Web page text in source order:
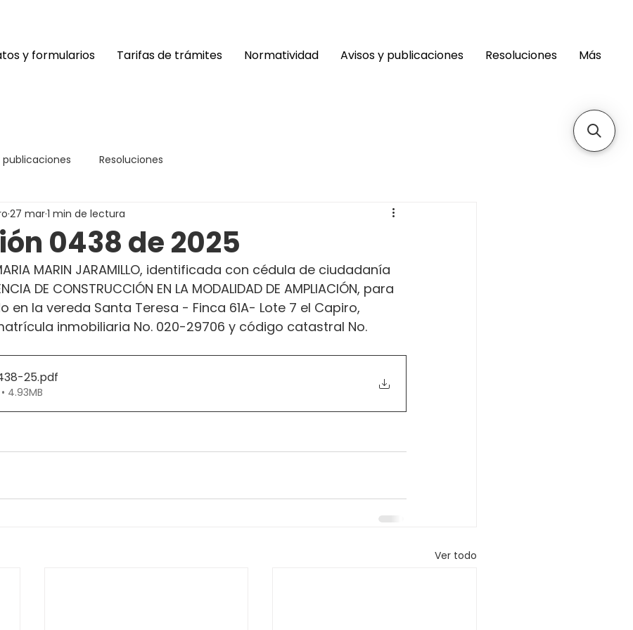
y formularios Tarifas de trámites Normatividad Avisos y publicaciones Resoluciones Más
publicaciones Resoluciones
0438 de 2025
27 mar1 min de lectura
MARIN JARAMILLO, identificada con cédula de ciudadanía
DE CONSTRUCCIÓN EN LA MODALIDAD DE AMPLIACIÓN, para
en la vereda Santa Teresa - Finca 61A- Lote 7 el Capiro,
inmobiliaria No. 020-29706 y código catastral No.
25.pdf
4.93MB
Ver todo